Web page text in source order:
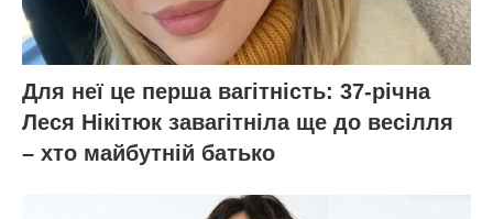
Для неї це перша вагітність: 37-річна
Леся Нікітюк завагітніла ще до весілля
– хто майбутній батько